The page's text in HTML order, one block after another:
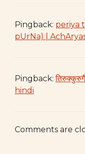
Pingback: periya
pUrNa) |
Pingback:
hindi
Comments are